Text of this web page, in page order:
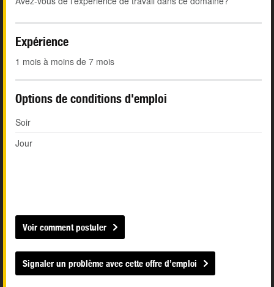
Expérience
1 mois à moins de 7 mois
Options de conditions d'emploi
Soir
Jour
Voir comment postuler
Signaler un problème avec cette offre d’emploi